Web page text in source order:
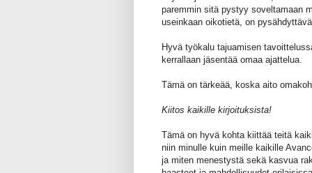
paremmin sitä pystyy soveltamaan
useinkaan oikotietä, on
Hyvä työkalu tajuamisen
kerrallaan jäsentää omaa ajattelua.
Tämä on tärkeää, koska aito
Kiitos kaikille kirjoituksista!
Tämä on hyvä kohta kiittää teitä
niin minulle kuin meille kaikille
ja miten menestystä sekä kasvua